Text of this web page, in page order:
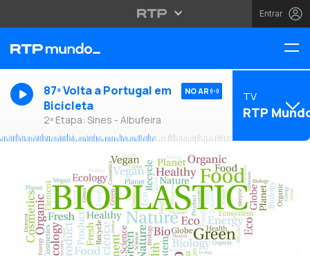
Entrar
87ª Volta a Portugal em
Bicicleta
2ª Etapa: Sines - Albufeira
NO AR TV
RTP